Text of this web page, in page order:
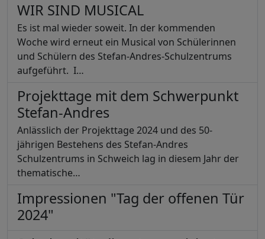
WIR SIND MUSICAL
Es ist mal wieder soweit. In der kommenden
Woche wird erneut ein Musical von Schülerinnen
und Schülern des Stefan-Andres-Schulzentrums
aufgeführt. I…
Projekttage mit dem Schwerpunkt
Stefan-Andres
Anlässlich der Projekttage 2024 und des 50-
jährigen Bestehens des Stefan-Andres
Schulzentrums in Schweich lag in diesem Jahr der
thematische…
Impressionen "Tag der offenen Tür
2024"